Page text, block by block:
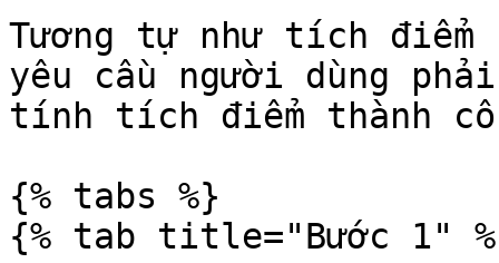
Tương tự như tích điểm
yêu cầu người dùng
tính tích điểm thành
{% tabs %}
{% tab title="Bước 1"